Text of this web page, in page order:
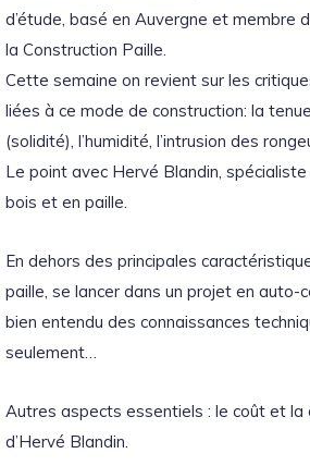
d’étude, basé en Auvergne et membre
la Construction Paille.
Cette semaine on revient sur les
liées à ce mode de construction: la
(solidité), l’humidité, l’intrusion des
Le point avec Hervé Blandin,
bois et en paille.
En dehors des principales
paille, se lancer dans un projet en auto-
bien entendu des connaissances
seulement…
Autres aspects essentiels : le coût et la
d’Hervé Blandin.